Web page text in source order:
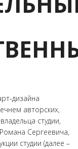
дизайна
авторских,
студии,
Сергеевича,
студии (далее –